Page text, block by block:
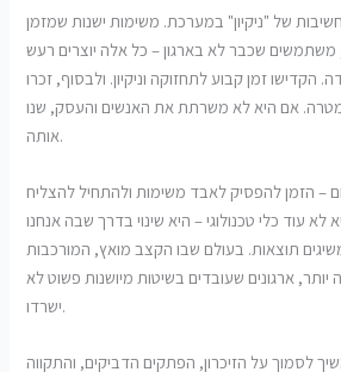
של "ניקיון" במערכת. משימות ישנות שמזמן
משתמשים שכבר לא בארגון – כל אלה יוצרים רעש
הקדישו זמן קבוע לתחזוקה וניקיון. ולבסוף, זכרו
אם היא לא משרתת את האנשים והעסק, שנו
אותה.
– הזמן להפסיק לאבד משימות ולהתחיל להצליח
עוד כלי טכנולוגי – היא שינוי בדרך שבה אנחנו
תוצאות. בעולם שבו הקצב מואץ, המורכבות
ארגונים שעובדים בשיטות מיושנות פשוט לא
ישרדו.
לסמוך על הזיכרון, הפתקים הדביקים, והתקווה